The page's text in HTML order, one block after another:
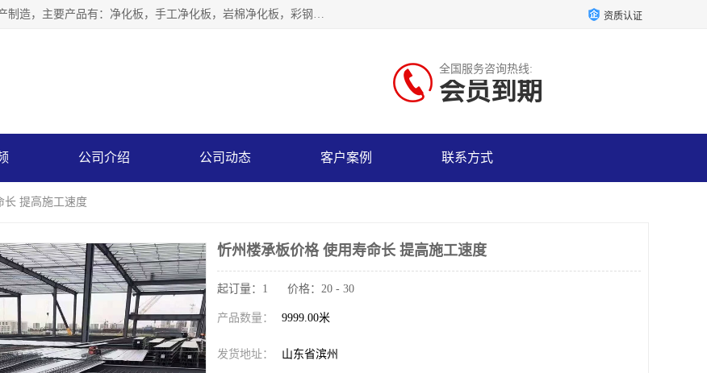
山东中汇彩钢有限公司专业从事聚氨酯封边岩棉板、岩棉板的生产制造，主要产品有：净化板，手工净化板，岩棉净化板，彩钢板，聚氨酯封边岩棉复合板，聚氨酯封边岩棉夹芯板。 资质认证
全国服务咨询热线:
会员到期
公司介绍 公司动态 客户案例 联系方式
长 提高施工速度
忻州楼承板价格 使用寿命长 提高施工速度
起订量：1 价格：20 - 30
产品数量： 9999.00米
发货地址： 山东省滨州